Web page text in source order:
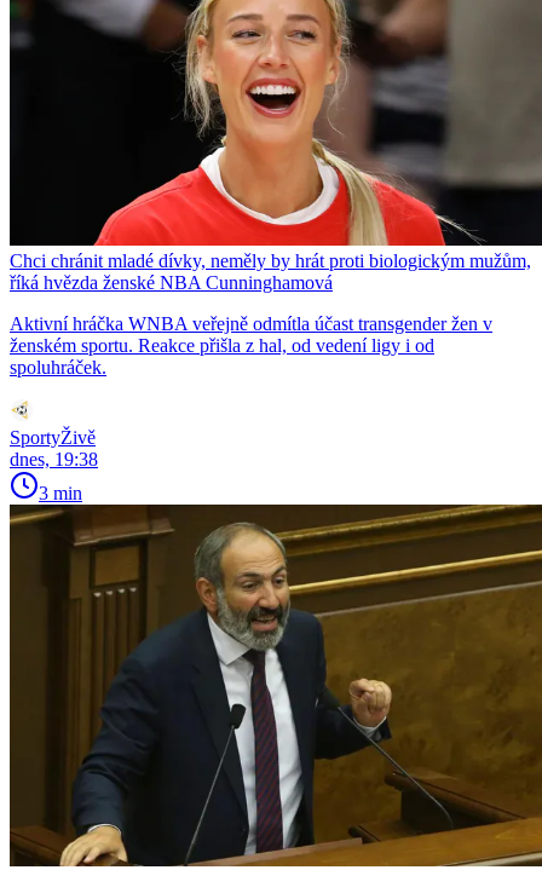
Chci chránit mladé dívky, neměly by hrát proti biologickým mužům,
říká hvězda ženské NBA Cunninghamová
Aktivní hráčka WNBA veřejně odmítla účast transgender žen v
ženském sportu. Reakce přišla z hal, od vedení ligy i od
spoluhráček.
SportyŽivě
dnes, 19:38
3 min